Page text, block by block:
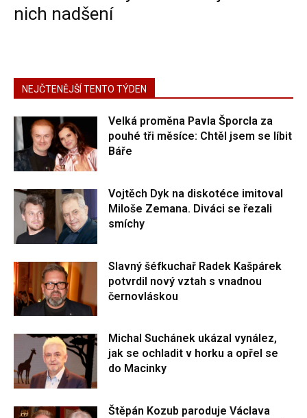
nich nadšení
NEJČTENĚJŠÍ TENTO TÝDEN
Velká proměna Pavla Šporcla za
pouhé tři měsíce: Chtěl jsem se líbit
Báře
Vojtěch Dyk na diskotéce imitoval
Miloše Zemana. Diváci se řezali
smíchy
Slavný šéfkuchař Radek Kašpárek
potvrdil nový vztah s vnadnou
černovláskou
Michal Suchánek ukázal vynález,
jak se ochladit v horku a opřel se
do Macinky
Štěpán Kozub paroduje Václava